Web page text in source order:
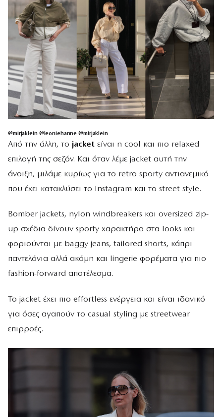
@mirjaklein @leoniehanne @mirjaklein
Από την άλλη, το jacket είναι η cool και πιο relaxed
επιλογή της σεζόν. Και όταν λέμε jacket αυτή την
άνοιξη, μιλάμε κυρίως για το retro sporty αντιανεμικό
που έχει κατακλύσει το Instagram και το street style.
Bomber jackets, nylon windbreakers και oversized zip-
up σχέδια δίνουν sporty χαρακτήρα στα looks και
φοριούνται με baggy jeans, tailored shorts, κάπρι
παντελόνια αλλά ακόμη και lingerie φορέματα για πιο
fashion-forward αποτέλεσμα.
Το jacket έχει πιο effortless ενέργεια και είναι ιδανικό
για όσες αγαπούν το casual styling με streetwear
επιρροές.